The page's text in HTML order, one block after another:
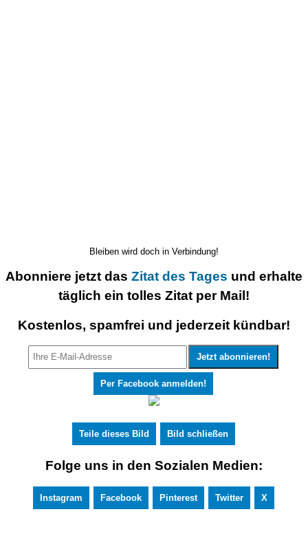
Bleiben wird doch in Verbindung!
Abonniere jetzt das Zitat des Tages und erhalte
täglich ein tolles Zitat per Mail!
Kostenlos, spamfrei und jederzeit kündbar!
Per Facebook anmelden!
Teile dieses Bild Bild schließen
Folge uns in den Sozialen Medien:
Instagram Facebook Pinterest Twitter X